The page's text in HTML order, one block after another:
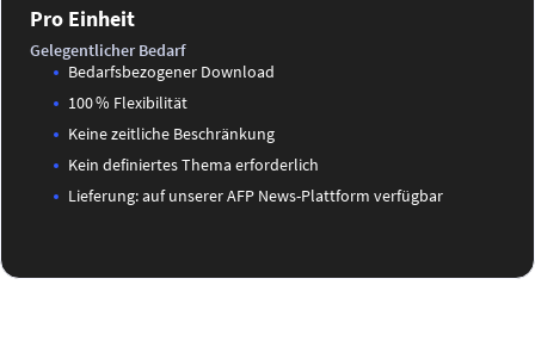
Pro Einheit
Gelegentlicher Bedarf
Bedarfsbezogener Download
100 % Flexibilität
Keine zeitliche Beschränkung
Kein definiertes Thema erforderlich
Lieferung: auf unserer AFP News-Plattform verfügbar